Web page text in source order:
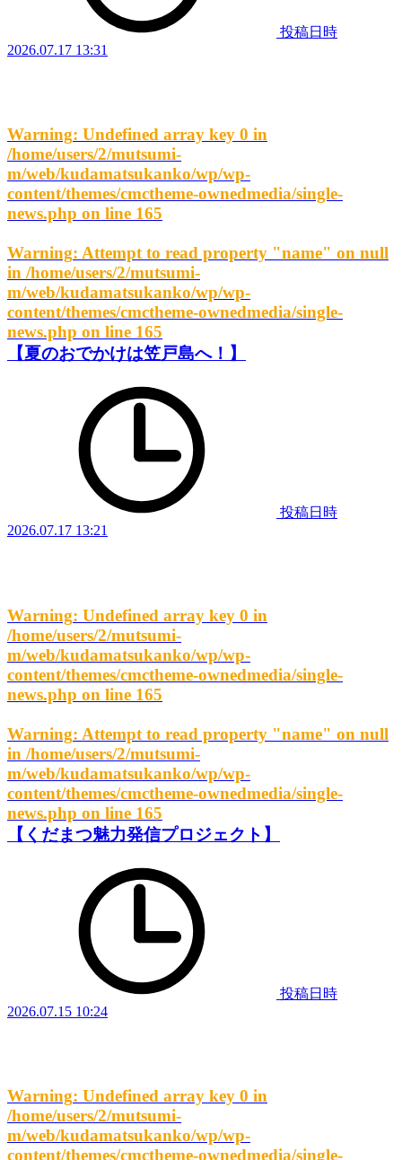
投稿日時
2026.07.17 13:31
Warning: Undefined array key 0 in
/home/users/2/mutsumi-
m/web/kudamatsukanko/wp/wp-
content/themes/cmctheme-ownedmedia/single-
news.php on line 165
Warning: Attempt to read property "name" on null
in /home/users/2/mutsumi-
m/web/kudamatsukanko/wp/wp-
content/themes/cmctheme-ownedmedia/single-
news.php on line 165
【夏のおでかけは笠戸島へ！】
投稿日時
2026.07.17 13:21
Warning: Undefined array key 0 in
/home/users/2/mutsumi-
m/web/kudamatsukanko/wp/wp-
content/themes/cmctheme-ownedmedia/single-
news.php on line 165
Warning: Attempt to read property "name" on null
in /home/users/2/mutsumi-
m/web/kudamatsukanko/wp/wp-
content/themes/cmctheme-ownedmedia/single-
news.php on line 165
【くだまつ魅力発信プロジェクト】
投稿日時
2026.07.15 10:24
Warning: Undefined array key 0 in
/home/users/2/mutsumi-
m/web/kudamatsukanko/wp/wp-
content/themes/cmctheme-ownedmedia/single-